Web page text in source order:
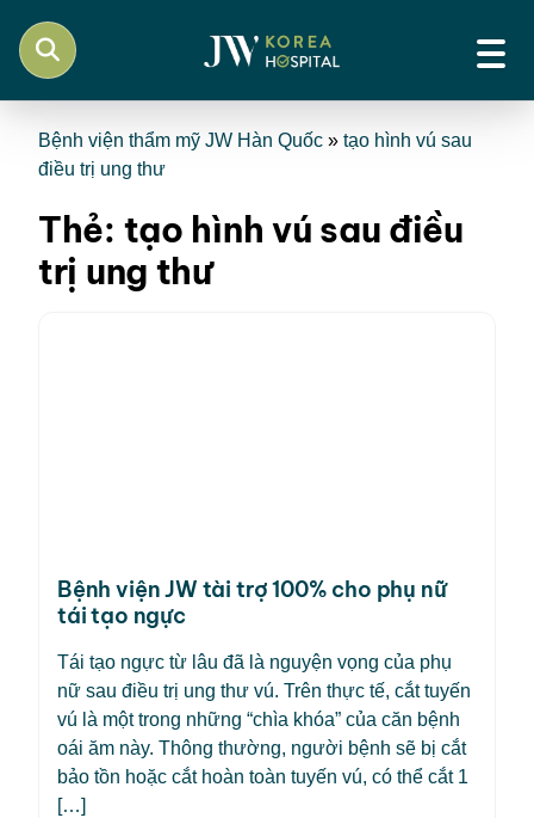
Bệnh viện thẩm mỹ JW Hàn Quốc » tạo hình vú sau
điều trị ung thư
Thẻ: tạo hình vú sau điều
trị ung thư
Bệnh viện JW tài trợ 100% cho phụ nữ
tái tạo ngực
Tái tạo ngực từ lâu đã là nguyện vọng của phụ
nữ sau điều trị ung thư vú. Trên thực tế, cắt tuyến
vú là một trong những “chìa khóa” của căn bệnh
oái ăm này. Thông thường, người bệnh sẽ bị cắt
bảo tồn hoặc cắt hoàn toàn tuyến vú, có thể cắt 1
[…]